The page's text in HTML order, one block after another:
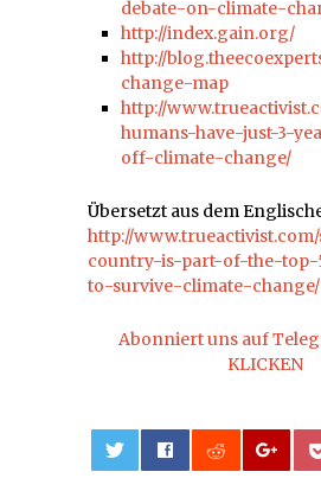
debate-on-climate-
http://index.gain.org/
http://
change-map
http://
humans-have-just-3-
off-climate-change/
Übersetzt aus dem
http://
country-is-part-of-the-
to-survive-climate-change/
Abonniert uns auf
KLICKEN